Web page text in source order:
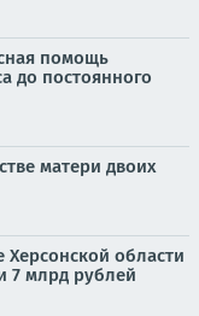
помощь
до постоянного
матери двоих
Херсонской области
7 млрд рублей